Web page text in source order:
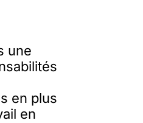
une
en plus
en